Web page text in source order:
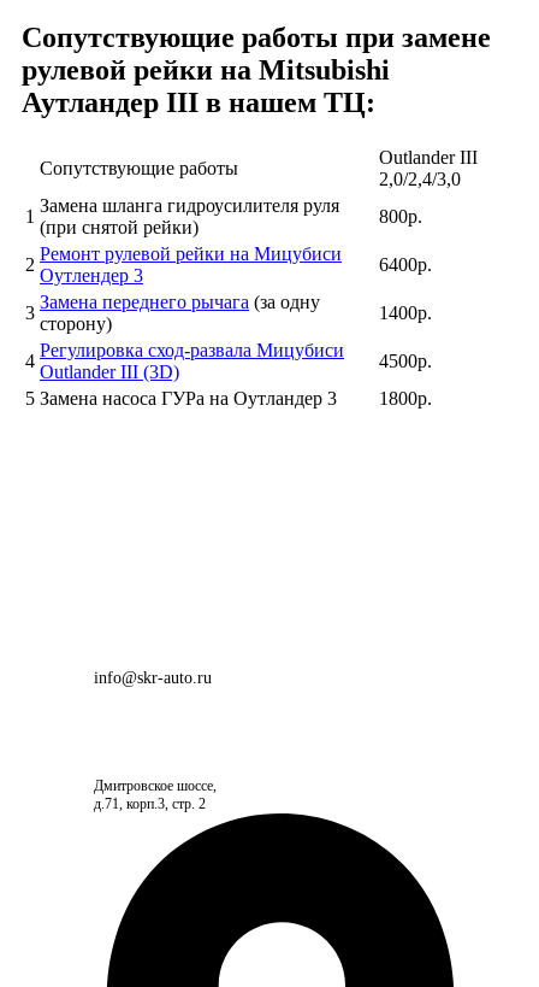
Сопутствующие работы при замене
рулевой рейки на Mitsubishi
Аутландер III в нашем TЦ:
Сопутствующие работы
Outlander III
2,0/2,4/3,0
1
Замена шланга гидроусилителя руля
(при снятой рейки)
800р.
2
Ремонт рулевой рейки на Мицубиси
Оутлендер 3
6400р.
3
Замена переднего рычага (за одну
сторону)
1400р.
4
Регулировка сход-развала Мицубиси
Outlander III (3D)
4500р.
5 Замена насоса ГУРа на Оутландер 3 1800р.
info@skr-auto.ru
Дмитровское шоссе,
д.71, корп.3, стр. 2